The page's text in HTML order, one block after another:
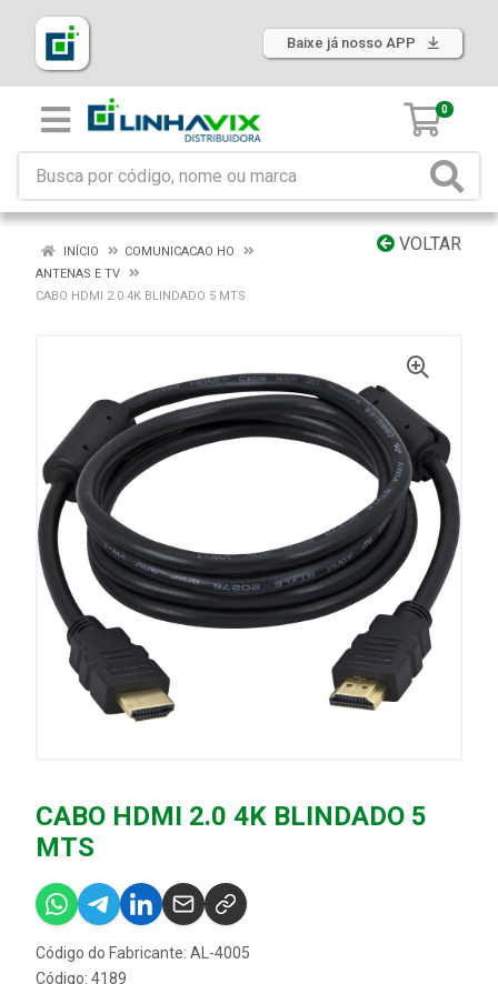
Baixe já nosso APP
0
VOLTAR
INÍCIO
COMUNICACAO HO
ANTENAS E TV
CABO HDMI 2.0 4K BLINDADO 5 MTS
CABO HDMI 2.0 4K BLINDADO 5
MTS
Código do Fabricante: AL-4005
Código: 4189